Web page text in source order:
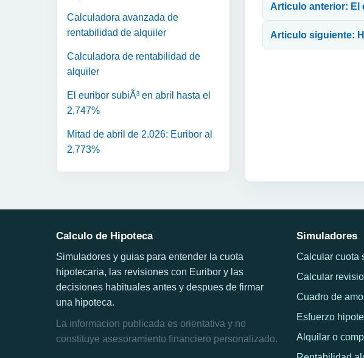
Calculadora avanzada de
rentabilidad de alquiler
Calculadora de rentabilidad de
alquiler
El euribor subiÃ³ en abril hasta el
2,747%
Mitad de abril de 2.026: Euribor al
2,773%
Articulo anterior: El
Articulo siguiente:
Calculo de Hipoteca
Simuladores y guias para entender la cuota
hipotecaria, las revisiones con Euribor y las
decisiones habituales antes y despues de firmar
una hipoteca.
La informacion publicada es orientativa y no
constituye asesoramiento financiero personalizado.
Simuladores
Calcular cuota
Calcular
Cuadro de
Esfuerzo
Alquilar o